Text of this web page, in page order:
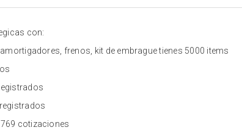
con:
frenos, kit de embrague tienes 5000 items
cotizaciones